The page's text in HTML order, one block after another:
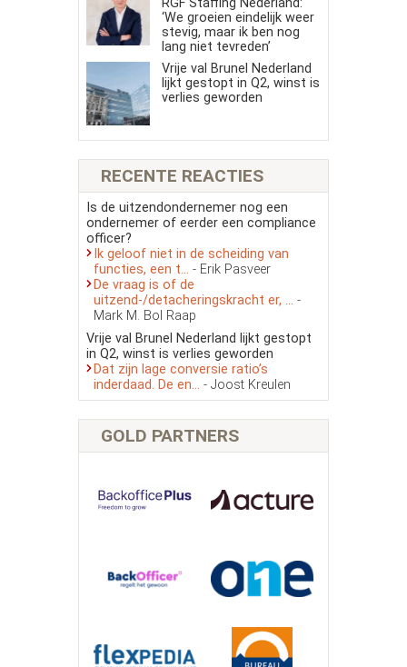
‘We groeien eindelijk weer
stevig, maar ik ben nog
lang niet tevreden’
Vrije val Brunel Nederland
lijkt gestopt in Q2, winst is
verlies geworden
RECENTE REACTIES
Is de uitzendondernemer nog een
ondernemer of eerder een compliance
officer?
Ik geloof niet in de scheiding van
functies, een t... - Erik Pasveer
De vraag is of de
uitzend-/detacheringskracht er, ... -
Mark M. Bol Raap
Vrije val Brunel Nederland lijkt gestopt
in Q2, winst is verlies geworden
Dat zijn lage conversie ratio’s
inderdaad. De en... - Joost Kreulen
GOLD PARTNERS